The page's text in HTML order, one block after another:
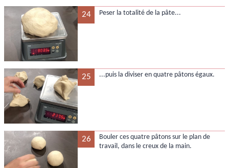
24 Peser la totalité de la pâte...
25 ...puis la diviser en quatre pâtons égaux.
26
Bouler ces quatre pâtons sur le plan de
travail, dans le creux de la main.